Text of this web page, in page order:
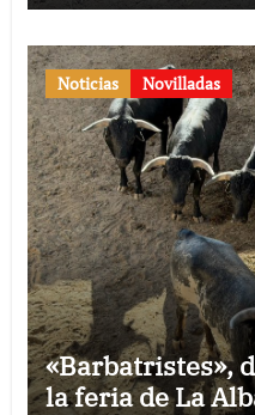
Noticias Novilladas
«Barbatristes»,
la feria de La